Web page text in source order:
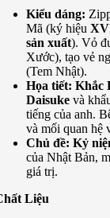
Kiểu dáng:
Mã (ký hiệu
sản xuất). Vỏ
Xước), tạo vẻ
(Tem Nhật).
Họa tiết: Khắc
Daisuke và
tiếng của anh.
và mối quan hệ
Chủ đề: Kỷ
của Nhật Bản,
giá trị.
Liệu